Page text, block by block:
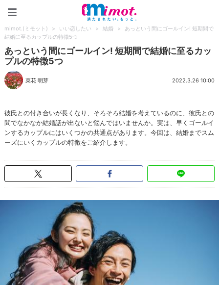
mimot.(ミモット) > いい恋したい > 結婚 >
あっという間にゴールイン! 短期間で
結婚に至るカップルの特徴5つ
あっという間にゴールイン! 短期間で結婚に至るカッ
プルの特徴5つ
菜花 明芽 2022.3.26 10:00
彼氏との付き合いが長くなり、そろそろ結婚を考えているのに、彼氏との
間でなかなか結婚話が出ないと悩んではいませんか。実は、早くゴールイ
ンするカップルにはいくつかの共通点があります。今回は、結婚までスム
ーズにいくカップルの特徴をご紹介します。